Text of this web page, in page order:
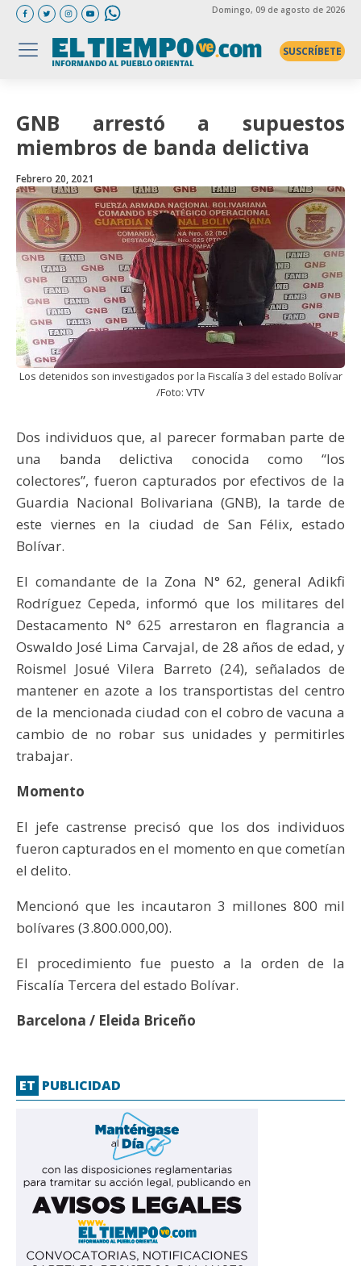
Domingo, 09 de agosto de 2026
SUSCRÍBETE
GNB arrestó a supuestos
miembros de banda delictiva
Febrero 20, 2021
Los detenidos son investigados por la Fiscalía 3 del estado Bolívar
/Foto: VTV
Dos individuos que, al parecer formaban parte de
una banda delictiva conocida como “los
colectores”, fueron capturados por efectivos de la
Guardia Nacional Bolivariana (GNB), la tarde de
este viernes en la ciudad de San Félix, estado
Bolívar.
El comandante de la Zona N° 62, general Adikfi
Rodríguez Cepeda, informó que los militares del
Destacamento N° 625 arrestaron en flagrancia a
Oswaldo José Lima Carvajal, de 28 años de edad, y
Roismel Josué Vilera Barreto (24), señalados de
mantener en azote a los transportistas del centro
de la mencionada ciudad con el cobro de vacuna a
cambio de no robar sus unidades y permitirles
trabajar.
Momento
El jefe castrense precisó que los dos individuos
fueron capturados en el momento en que cometían
el delito.
Mencionó que les incautaron 3 millones 800 mil
bolívares (3.800.000,00).
El procedimiento fue puesto a la orden de la
Fiscalía Tercera del estado Bolívar.
Barcelona / Eleida Briceño
ET PUBLICIDAD